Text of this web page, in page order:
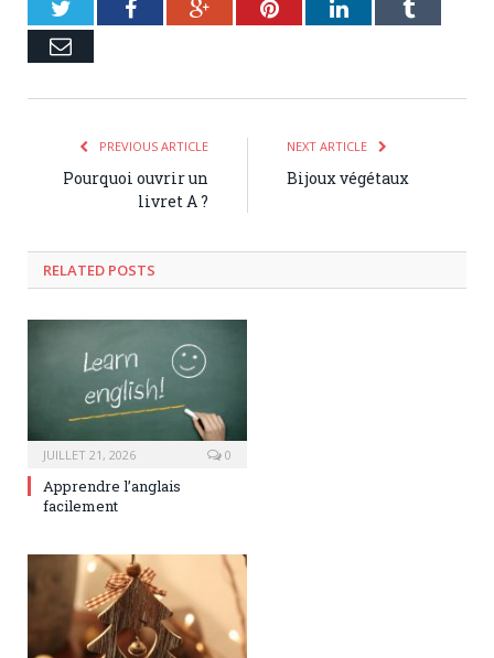
TwitterFacebookGoogle+PinterestLinkedInTumblr
Email
PREVIOUS ARTICLE
Pourquoi ouvrir un
livret A ?
NEXT ARTICLE
Bijoux végétaux
RELATED POSTS
JUILLET 21, 2026 0
Apprendre l’anglais
facilement